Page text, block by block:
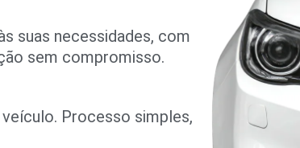
suas necessidades, com
sem compromisso.
Processo simples,